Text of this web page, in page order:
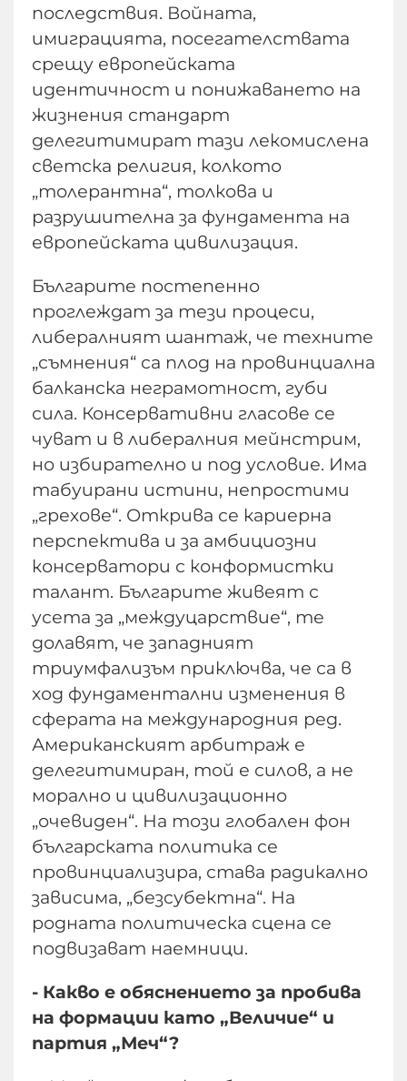
последствия. Войната,
имиграцията, посегателствата
срещу европейската
идентичност и понижаването на
жизнения стандарт
делегитимират тази лекомислена
светска религия, колкото
„толерантна“, толкова и
разрушителна за фундамента на
европейската цивилизация.
Българите постепенно
проглеждат за тези процеси,
либералният шантаж, че техните
„съмнения“ са плод на провинциална
балканска неграмотност, губи
сила. Консервативни гласове се
чуват и в либералния мейнстрим,
но избирателно и под условие. Има
табуирани истини, непростими
„грехове“. Открива се кариерна
перспектива и за амбициозни
консерватори с конформистки
талант. Българите живеят с
усета за „междуцарствие“, те
долавят, че западният
триумфализъм приключва, че са в
ход фундаментални изменения в
сферата на международния ред.
Американският арбитраж е
делегитимиран, той е силов, а не
морално и цивилизационно
„очевиден“. На този глобален фон
българската политика се
провинциализира, става радикално
зависима, „безсубектна“. На
родната политическа сцена се
подвизават наемници.
- Какво е обяснението за пробива
на формации като „Величие“ и
партия „Меч“?